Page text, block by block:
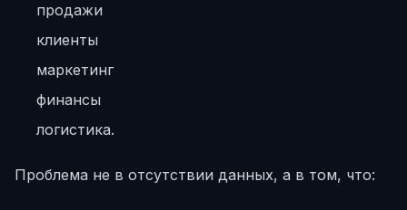
продажи
клиенты
маркетинг
финансы
логистика.
Проблема не в отсутствии данных, а в том, что: